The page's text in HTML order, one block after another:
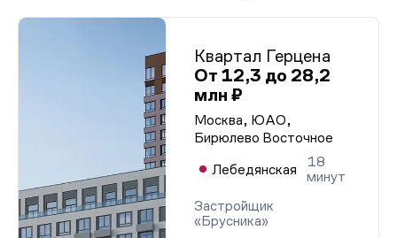
Квартал Герцена
От 12,3 до 28,2
млн ₽
Москва, ЮАО,
Бирюлево Восточное
Лебедянская
18
минут
Застройщик
«Брусника»